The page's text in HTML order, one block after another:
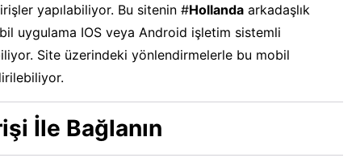
yapılabiliyor. Bu sitenin #Hollanda arkadaşlık
uygulama IOS veya Android işletim sistemli
Site üzerindeki yönlendirmelerle bu mobil
İle Bağlanın